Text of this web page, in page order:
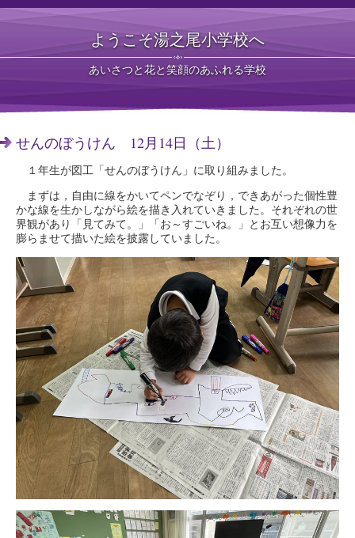
ようこそ湯之尾小学校へ
あいさつと花と笑顔のあふれる学校
せんのぼうけん 12月14日（土）
１年生が図工「せんのぼうけん」に取り組みました。
まずは，自由に線をかいてペンでなぞり，できあがった個性豊
かな線を生かしながら絵を描き入れていきました。それぞれの世
界観があり「見てみて。」「お～すごいね。」とお互い想像力を
膨らませて描いた絵を披露していました。